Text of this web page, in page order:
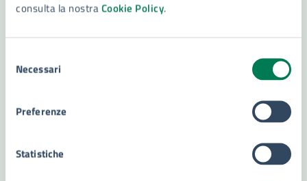
consulta la nostraCookie Policy.
delNecessari
Preferenze
Statistiche
Leggi le domande frequenti
Numero verde 800299507
Segnala disservizio